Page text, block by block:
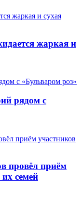
жаркая и
рядом с
провёл приём
семей